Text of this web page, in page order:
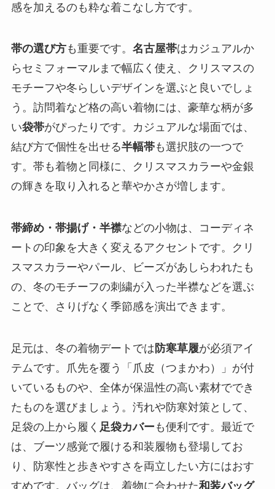
感を加えるのも粋な着こなし方です。
帯の選び方も重要です。 名古屋帯はカジュアルか
らセミフォーマルまで幅広く使え、クリスマスの
モチーフや冬らしいデザインを選ぶと良いでしょ
う。訪問着など格の高い着物には、豪華な柄が多
い袋帯がぴったりです。カジュアルな場面では、
結び方で個性を出せる半幅帯も選択肢の一つで
す。帯も着物と同様に、クリスマスカラーや金銀
の輝きを取り入れると華やかさが増します。
帯締め・帯揚げ・半襟などの小物は、コーディネ
ートの印象を大きく変えるアクセントです。クリ
スマスカラーやパール、ビーズがあしらわれたも
の、冬のモチーフの刺繍が入った半襟などを選ぶ
ことで、さりげなく季節感を演出できます。
足元は、冬の着物デートでは 防寒草履が必須アイ
テムです。爪先を覆う「爪皮（つまかわ）」が付
いているものや、全体が保温性の高い素材ででき
たものを選びましょう。汚れや防寒対策として、
足袋の上から履く 足袋カバー も便利です。最近で
は、ブーツ感覚で履ける和装履物も登場してお
り、防寒性と歩きやすさを両立したい方にはおす
すめです。バッグは、着物に合わせた和装バッグ